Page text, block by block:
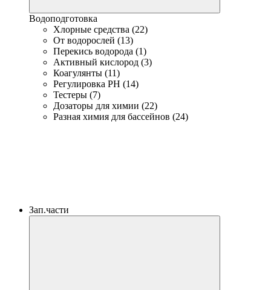
Водоподготовка
Хлорные средства (22)
От водорослей (13)
Перекись водорода (1)
Активный кислород (3)
Коагулянты (11)
Регулировка PH (14)
Тестеры (7)
Дозаторы для химии (22)
Разная химия для бассейнов (24)
Зап.части